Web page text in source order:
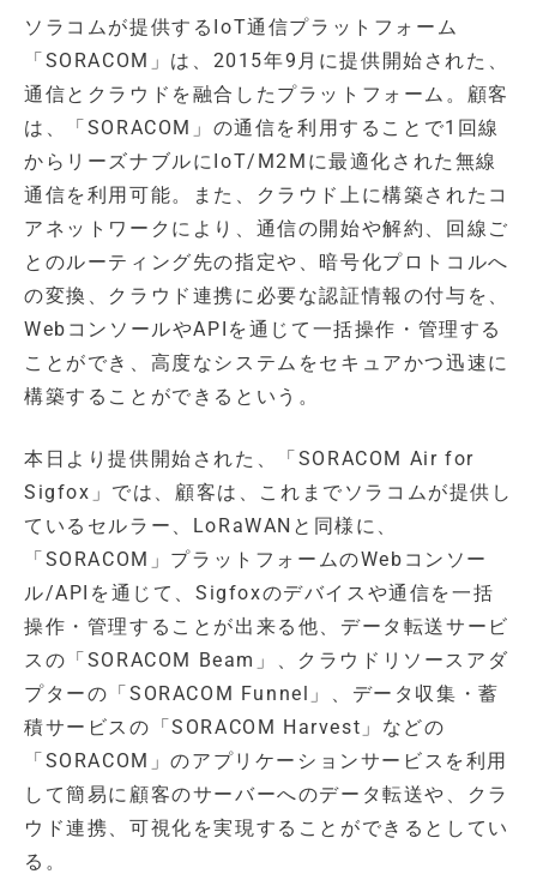
ソラコムが提供するIoT通信プラットフォーム
「SORACOM」は、2015年9月に提供開始された、
通信とクラウドを融合したプラットフォーム。顧客
は、「SORACOM」の通信を利用することで1回線
からリーズナブルにIoT/M2Mに最適化された無線
通信を利用可能。また、クラウド上に構築されたコ
アネットワークにより、通信の開始や解約、回線ご
とのルーティング先の指定や、暗号化プロトコルへ
の変換、クラウド連携に必要な認証情報の付与を、
WebコンソールやAPIを通じて一括操作・管理する
ことができ、高度なシステムをセキュアかつ迅速に
構築することができるという。
本日より提供開始された、「SORACOM Air for
Sigfox」では、顧客は、これまでソラコムが提供し
ているセルラー、LoRaWANと同様に、
「SORACOM」プラットフォームのWebコンソー
ル/APIを通じて、Sigfoxのデバイスや通信を一括
操作・管理することが出来る他、データ転送サービ
スの「SORACOM Beam」、クラウドリソースアダ
プターの「SORACOM Funnel」、データ収集・蓄
積サービスの「SORACOM Harvest」などの
「SORACOM」のアプリケーションサービスを利用
して簡易に顧客のサーバーへのデータ転送や、クラ
ウド連携、可視化を実現することができるとしてい
る。